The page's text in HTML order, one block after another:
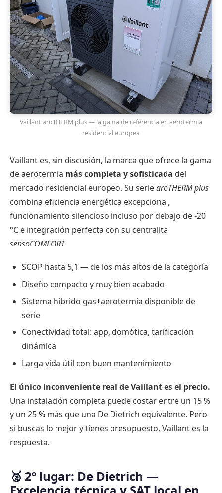
Vaillant aroTHERM plus — la gama de referencia en aerotermia
residencial europea
Vaillant es, sin discusión, la marca que ofrece la gama
de aerotermia más completa y sofisticada del
mercado residencial europeo. Su seriearoTHERM plus
combina eficiencia energética excepcional,
funcionamiento silencioso incluso por debajo de -20
°C e integración perfecta con su centralita
sensoCOMFORT.
SCOP hasta 5,1 — de los más altos de la categoría
Diseño compacto y muy bien acabado
Sistema híbrido gas+aerotermia disponible de
serie
Conectividad total: app, domótica, tarificación
dinámica
Larga vida útil con buen mantenimiento
El único inconveniente real de Vaillant es el precio.
Una instalación completa puede costar entre un 15 %
y un 25 % más que una De Dietrich equivalente. Pero
si buscas lo mejor y tienes presupuesto, Vaillant es la
respuesta.
🥈 2º lugar: De Dietrich —